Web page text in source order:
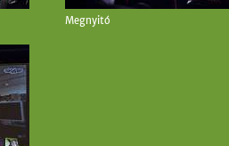
Megnyitó